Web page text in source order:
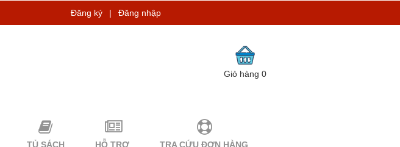
Đăng ký | Đăng nhập
Giỏ hàng0
TỦ SÁCH HỖ TRỢ TRA CỨU ĐƠN HÀNG